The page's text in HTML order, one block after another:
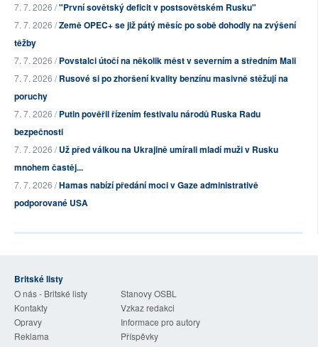
7. 7. 2026 /"První sovětský deficit v postsovětském Rusku"
7. 7. 2026 /Země OPEC+ se již pátý měsíc po sobě dohodly na zvýšení
těžby
7. 7. 2026 /Povstalci útočí na několik měst v severním a středním Mali
7. 7. 2026 /Rusové si po zhoršení kvality benzínu masivně stěžují na
poruchy
7. 7. 2026 /Putin pověřil řízením festivalu národů Ruska Radu
bezpečnosti
7. 7. 2026 /Už před válkou na Ukrajině umírali mladí muži v Rusku
mnohem častěj...
7. 7. 2026 /Hamas nabízí předání moci v Gaze administrativě
podporované USA
Britské listy
O nás - Britské listy
Stanovy OSBL
Kontakty
Vzkaz redakci
Opravy
Informace pro autory
Reklama
Příspěvky